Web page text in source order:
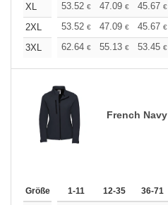
XL
53.52 € 47.09 € 45.67 €
2XL
53.52 € 47.09 € 45.67 €
3XL
62.64 € 55.13 € 53.45 €
French Navy
Größe 1-11 12-35 36-71